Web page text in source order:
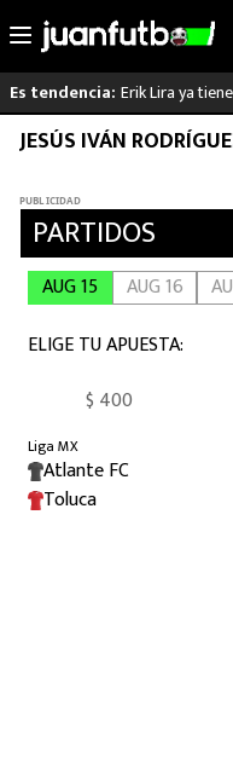
Saltar
Es tendencia: Erik Lira ya
LO ÚLTIMO
LIGA MX
RAYADOS
ATLANTE
SELECCIÓN MEXICANA
FUTBOL INTERNACIONAL
JESÚS IVÁN